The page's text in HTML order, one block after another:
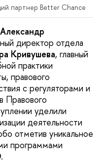
партнер Better Chance
Александр
директор отдела
Кривушева, главный
практики
правового
с регуляторами и
Правового
уделили
деятельности
отметив уникальное
программами